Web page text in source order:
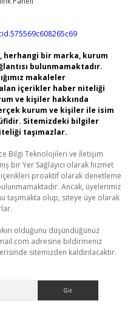
herhangi bir marka, kurum
bulunmamaktadır.
makaleler
içerikler haber niteliği
ve kişiler hakkında
kurum ve kişiler ile isim
Sitemizdeki bilgiler
taşımazlar.
Bilgi Teknolojileri ve İletişim
bir Yer Sağlayıcı olarak hizmet
proaktif olarak denetleme
Ancak, üyelerimiz
taşımakta olup, siteye üye olarak
olduğunu düşündüğünüz
adresine bildirmeniz
sitemizden kaldırılacaktır.